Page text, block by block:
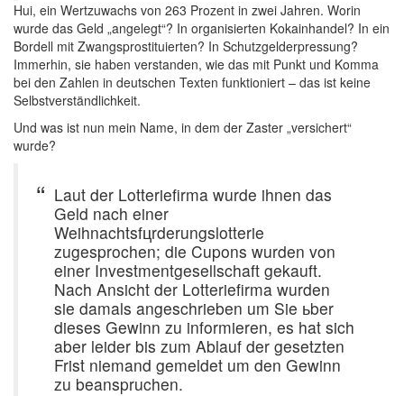
Hui, ein Wertzuwachs von 263 Prozent in zwei Jahren. Worin
wurde das Geld „angelegt“? In organisierten Kokainhandel? In ein
Bordell mit Zwangsprostituierten? In Schutzgelderpressung?
Immerhin, sie haben verstanden, wie das mit Punkt und Komma
bei den Zahlen in deutschen Texten funktioniert – das ist keine
Selbstverständlichkeit.
Und was ist nun mein Name, in dem der Zaster „versichert“
wurde?
Laut der Lotteriefirma wurde ihnen das
Geld nach einer
Weihnachtsfцrderungslotterie
zugesprochen; die Cupons wurden von
einer Investmentgesellschaft gekauft.
Nach Ansicht der Lotteriefirma wurden
sie damals angeschrieben um Sie ьber
dieses Gewinn zu informieren, es hat sich
aber leider bis zum Ablauf der gesetzten
Frist niemand gemeldet um den Gewinn
zu beanspruchen.